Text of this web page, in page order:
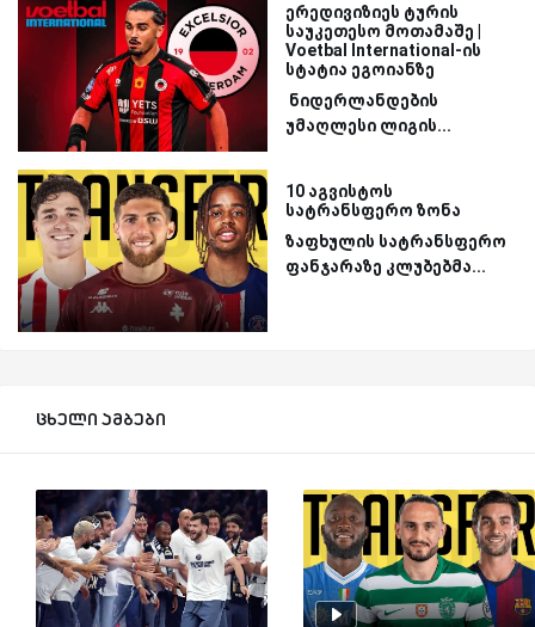
ერედივიზიეს ტურის
საუკეთესო მოთამაშე |
Voetbal International-ის
სტატია ეგოიანზე
ნიდერლანდების
უმაღლესი ლიგის...
10 აგვისტოს
სატრანსფერო ზონა
ზაფხულის სატრანსფერო
ფანჯარაზე კლუბებმა...
ცხელი ამბები